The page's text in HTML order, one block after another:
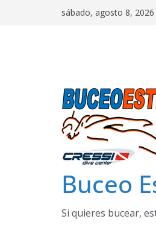
sábado, agosto 8, 2026
Buceo
Si quieres bucear,